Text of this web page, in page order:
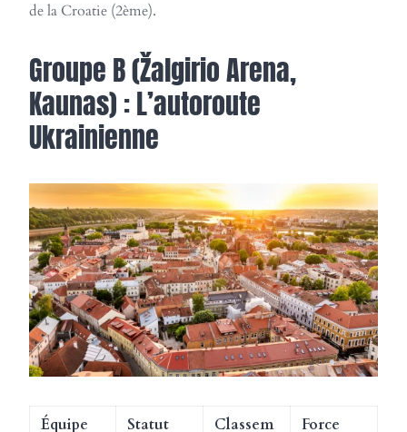
de la Croatie (2ème).
Groupe B (Žalgirio Arena,
Kaunas) : L’autoroute
Ukrainienne
Équipe Statut Classem Force